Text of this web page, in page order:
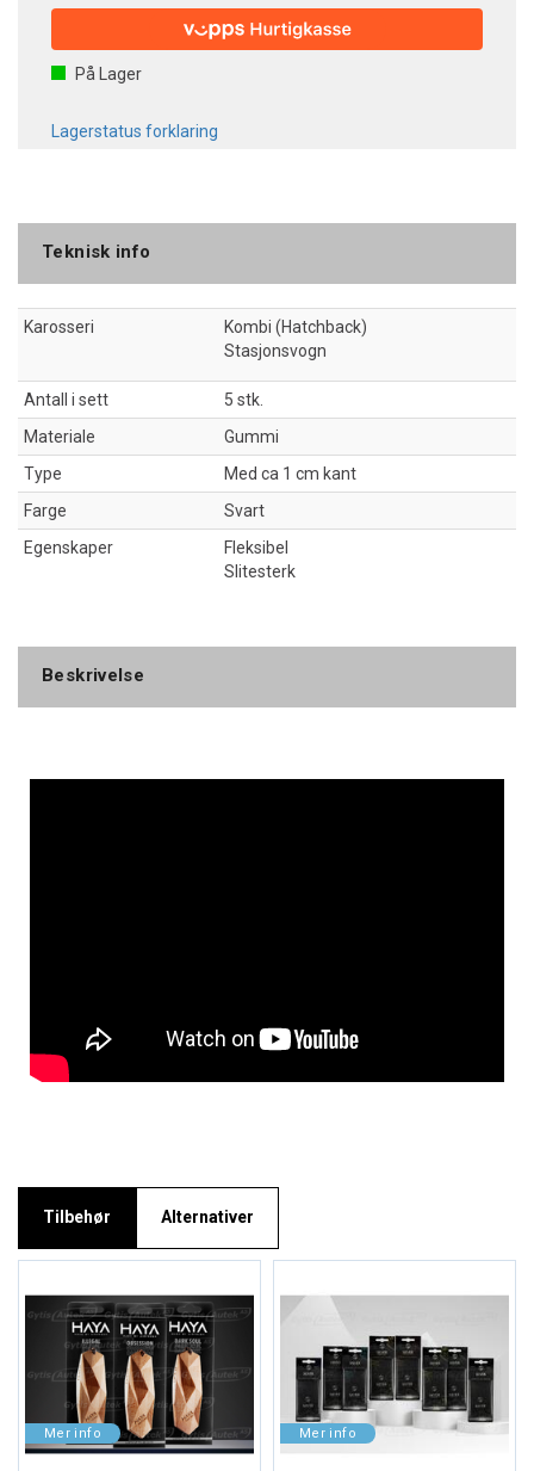
På Lager
Lagerstatus forklaring
Teknisk info
Karosseri
Kombi (Hatchback)
Stasjonsvogn
Antall i sett
5 stk.
Materiale
Gummi
Type
Med ca 1 cm kant
Farge
Svart
Egenskaper
Fleksibel
Slitesterk
Beskrivelse
Tilbehør Alternativer